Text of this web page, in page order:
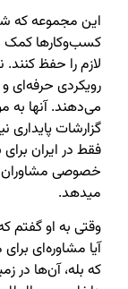
این مجموعه که
کسب‌وکارها کمک
لازم را حفظ کنند.
رویکردی حرفه‌ای
می‌دهند. آنها به
گزارشات پایداری
خصوصی مشاوران
میدهد.
وقتی به او گفتم
آیا مشاوره‌ای
که بله، آن‌ها در